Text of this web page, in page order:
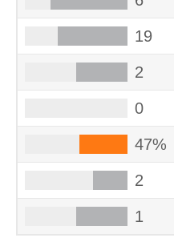
19
2
0
47%
2
1